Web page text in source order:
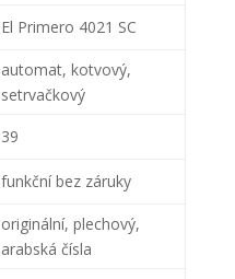
El Primero 4021 SC
automat, kotvový,
setrvačkový
39
funkční bez záruky
originální, plechový,
arabská čísla